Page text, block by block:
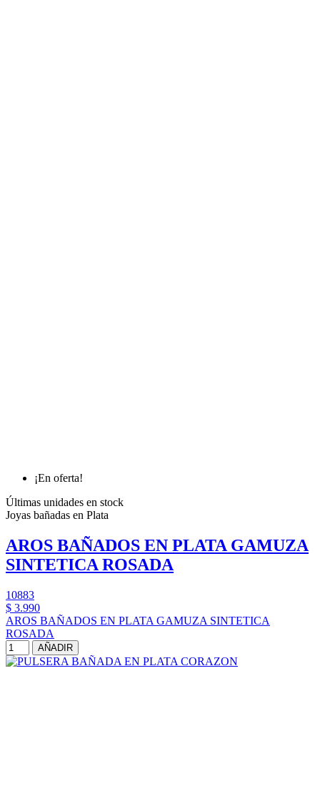
¡En oferta!
Últimas unidades en stock
Joyas bañadas en Plata
AROS BAÑADOS EN PLATA GAMUZA
SINTETICA ROSADA
10883
$ 3.990
AROS BAÑADOS EN PLATA GAMUZA SINTETICA
ROSADA
AÑADIR